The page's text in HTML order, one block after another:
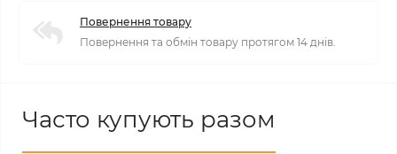
Повернення товару
Повернення та обмін товару протягом 14 днів.
Часто купують разом